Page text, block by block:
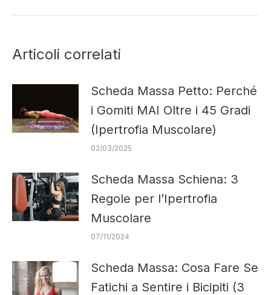
Articoli correlati
Scheda Massa Petto: Perché
i Gomiti MAI Oltre i 45 Gradi
(Ipertrofia Muscolare)
02/03/2025
Scheda Massa Schiena: 3
Regole per l’Ipertrofia
Muscolare
07/11/2024
Scheda Massa: Cosa Fare Se
Fatichi a Sentire i Bicipiti (3